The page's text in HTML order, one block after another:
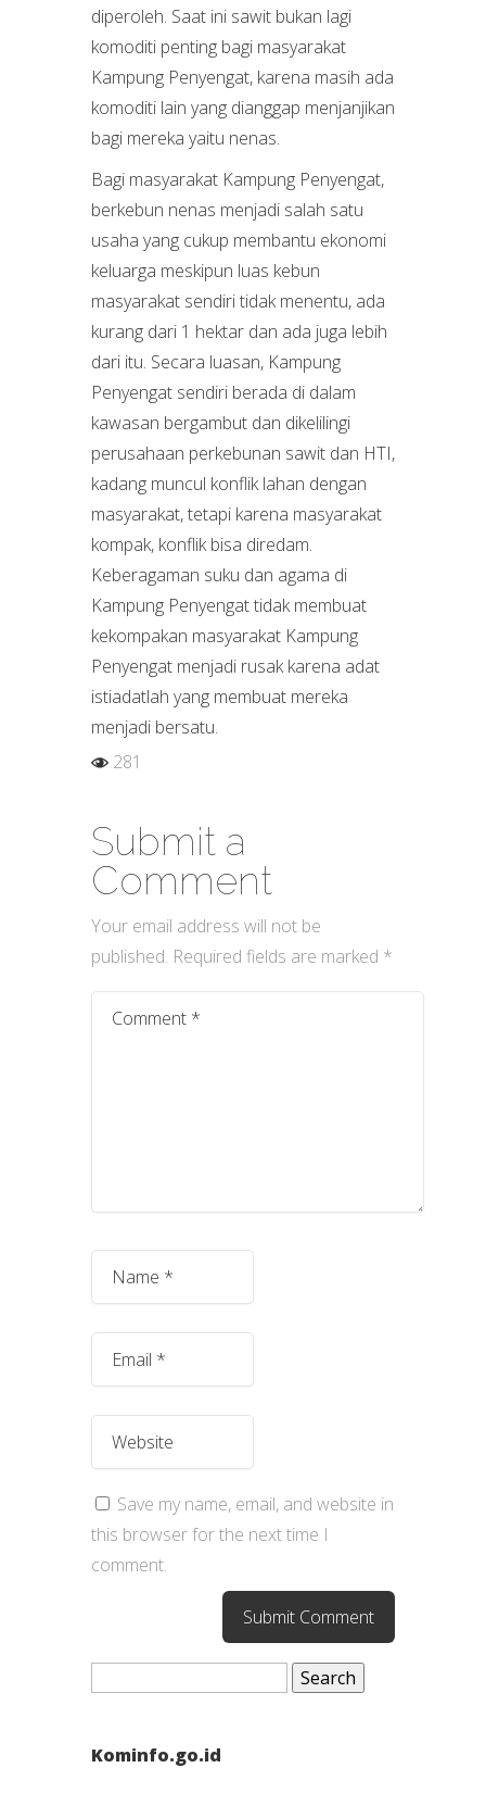
diperoleh. Saat ini sawit bukan lagi
komoditi penting bagi masyarakat
Kampung Penyengat, karena masih ada
komoditi lain yang dianggap menjanjikan
bagi mereka yaitu nenas.
Bagi masyarakat Kampung Penyengat,
berkebun nenas menjadi salah satu
usaha yang cukup membantu ekonomi
keluarga meskipun luas kebun
masyarakat sendiri tidak menentu, ada
kurang dari 1 hektar dan ada juga lebih
dari itu. Secara luasan, Kampung
Penyengat sendiri berada di dalam
kawasan bergambut dan dikelilingi
perusahaan perkebunan sawit dan HTI,
kadang muncul konflik lahan dengan
masyarakat, tetapi karena masyarakat
kompak, konflik bisa diredam.
Keberagaman suku dan agama di
Kampung Penyengat tidak membuat
kekompakan masyarakat Kampung
Penyengat menjadi rusak karena adat
istiadatlah yang membuat mereka
menjadi bersatu.
281
Submit a
Comment
Your email address will not be
published. Required fields are marked *
Save my name, email, and website in
this browser for the next time I
comment.
Search
Kominfo.go.id